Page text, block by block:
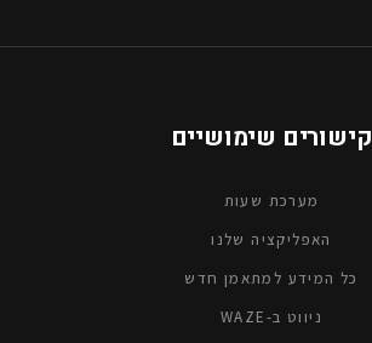
קישורים שימושיים
מערכת שעות
האפליקציה שלנו
כל המידע למתאמן חדש
ניווט ב-WAZE